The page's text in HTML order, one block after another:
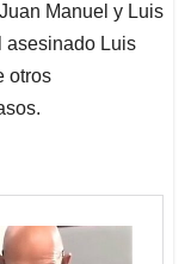
Manuel y Luis
asesinado Luis
otros